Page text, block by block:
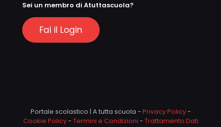
Sei un membro di Atuttascuola?
Fai il Login
Portale scolastico | A tutta scuola - Privacy Policy-
Cookie Policy- Termini e Condizioni - Trattamento Dati